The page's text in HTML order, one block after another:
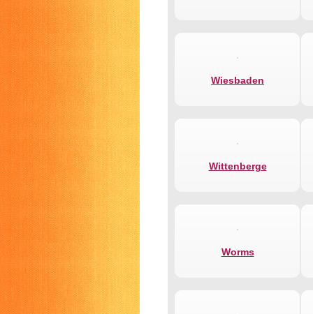
Wiesbaden
Wittenberge
Worms